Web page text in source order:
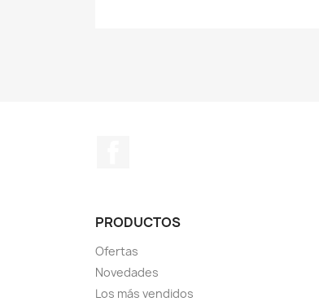
PRODUCTOS
Ofertas
Novedades
Los más vendidos